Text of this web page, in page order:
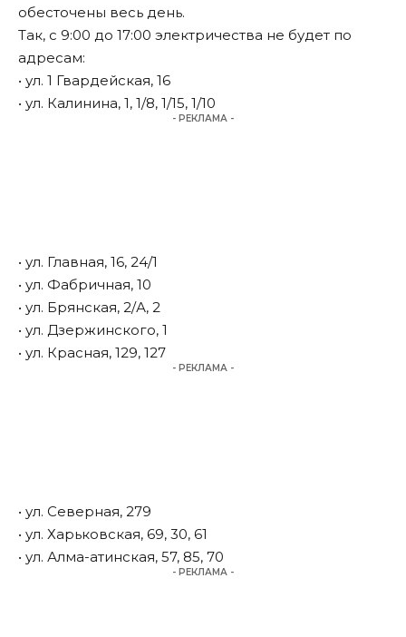
обесточены весь день.
Так, с 9:00 до 17:00 электричества не будет по
адресам:
• ул. 1 Гвардейская, 16
• ул. Калинина, 1, 1/8, 1/15, 1/10
- РЕКЛАМА -
• ул. Главная, 16, 24/1
• ул. Фабричная, 10
• ул. Брянская, 2/А, 2
• ул. Дзержинского, 1
• ул. Красная, 129, 127
- РЕКЛАМА -
• ул. Северная, 279
• ул. Харьковская, 69, 30, 61
• ул. Алма-атинская, 57, 85, 70
- РЕКЛАМА -